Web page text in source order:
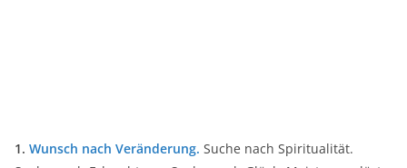
1. Wunsch nach Veränderung. Suche nach Spiritualität.